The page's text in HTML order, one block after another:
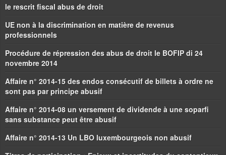
le rescrit fiscal abus de droit
UE non à la discrimination en matière de revenus
professionnels
Procédure de répression des abus de droit le BOFIP di 24
novembre 2014
Affaire n° 2014-15 des endos consécutif de billets à ordre ne
sont pas par principe abusif
Affaire n° 2014-08 un versement de dividende à une soparfi
sans substance peut être abusif
Affaire n° 2014-13 Un LBO luxembourgeois non abusif